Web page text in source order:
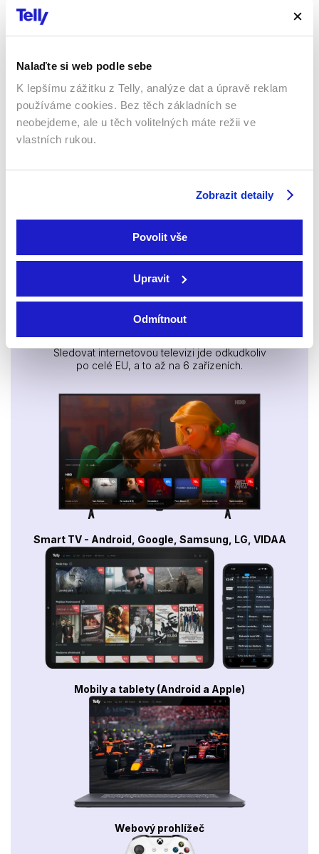
Nalaďte si web podle sebe
K lepšímu zážitku z Telly, analýze dat a úpravě reklam
používáme cookies. Bez těch základních se
neobejdeme, ale u těch volitelných máte režii ve
vlastních rukou.
Zobrazit detaily
Povolit vše
Upravit
Odmítnout
Filmy / Thrillery / Krimi /
Drama
Filmy / Thrillery / Krimi / Akční
Zloději paměti
Shaw
Dobrodružné / Rodinné /
Sledujte kdekoliv až na 6 zařízeních
Sledovat internetovou televizi jde odkudkoliv
po celé EU, a to až na 6 zařízeních.
Smart TV - Android, Google, Samsung, LG, VIDAA
Mobily a tablety (Android a Apple)
Webový prohlížeč